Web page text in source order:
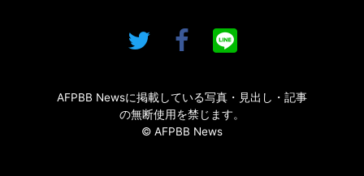
AFPBB Newsに掲載している写真・見出し・記事
の無断使用を禁じます。
© AFPBB News